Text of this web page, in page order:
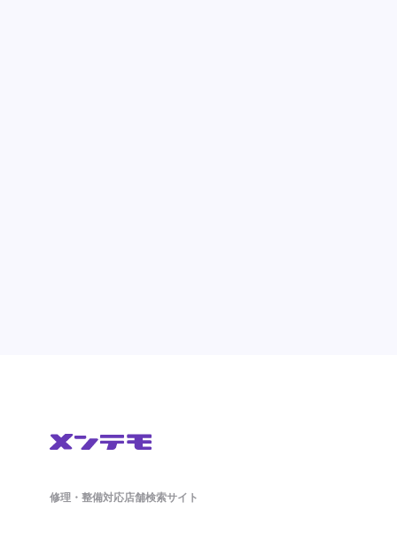
修理・整備対応店舗検索サイト